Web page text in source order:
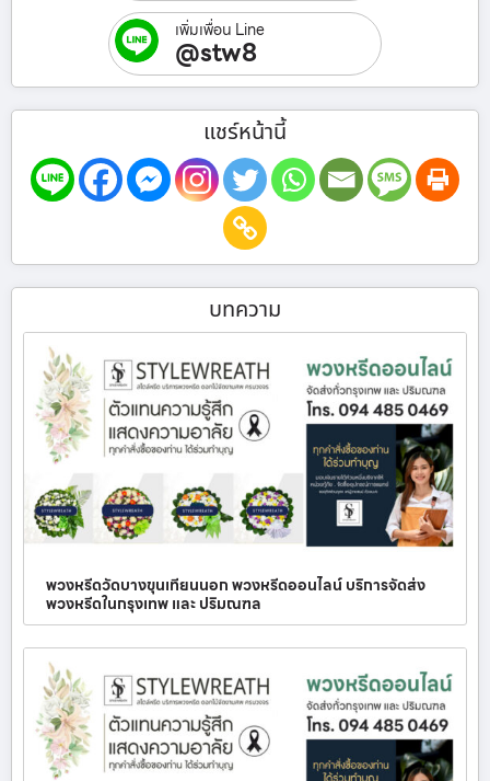
เพิ่มเพื่อน Line
@stw8
แชร์หน้านี้
บทความ
พวงหรีดวัดบางขุนเทียนนอก พวงหรีดออนไลน์ บริการจัดส่ง
พวงหรีดในกรุงเทพ และ ปริมณฑล